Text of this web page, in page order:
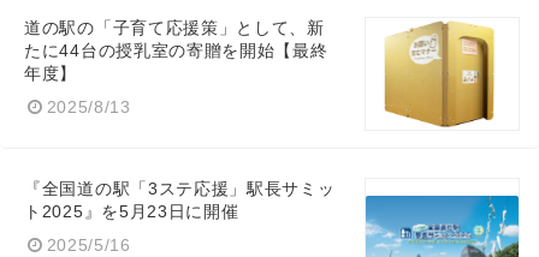
道の駅の「子育て応援策」として、新
たに44台の授乳室の寄贈を開始【最終
年度】
2025/8/13
『全国道の駅「3ステ応援」駅長サミッ
ト2025』を5月23日に開催
2025/5/16